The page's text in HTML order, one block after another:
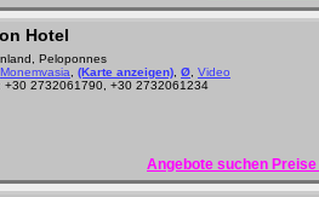
Hotel
Peloponnes
Monemvasia (Karte anzeigen) Ø Video
+30 2732061790, +30 2732061234
Angebote suchen